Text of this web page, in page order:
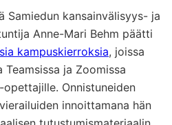
Samiedun kansainvälisyys- ja
Anne-Mari Behm päätti
kampuskierroksia, joissa
ja Zoomissa
opettajille. Onnistuneiden
innoittamana hän